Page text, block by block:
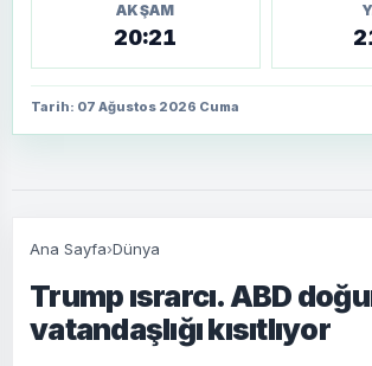
AKŞAM
20:21
Tarih: 07 Ağustos 2026 Cuma
Ana Sayfa›Dünya
Trump ısrarcı. ABD
vatandaşlığı kısıtlıyor